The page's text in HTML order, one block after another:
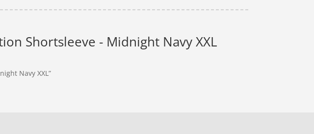
Shortsleeve - Midnight Navy XXL
Navy XXL”